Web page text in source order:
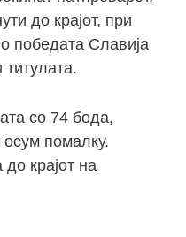
до крајот, при
победата Славија
со 74 бода,
помалку.
крајот на